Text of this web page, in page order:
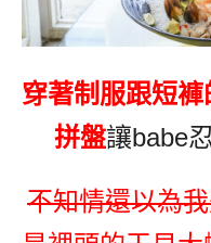
穿著制服跟短
拼盤讓babe
不知情還以為